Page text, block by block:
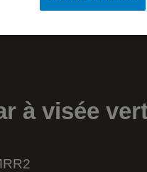
à visée